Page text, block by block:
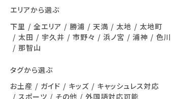
エリアから選ぶ
下里
全エリア 勝浦 天満 太地
太地町
太田
宇久井 市野々 浜ノ宮 浦神
色川
那智山
タグから選ぶ
お土産
ガイド キッズ
キャッシュレス対応
スポーツ
その他 外国語対応可能